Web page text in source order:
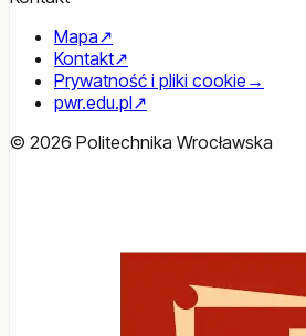
Mapa↗
Kontakt↗
Prywatność i pliki cookie →
pwr.edu.pl↗
© 2026 Politechnika Wrocławska